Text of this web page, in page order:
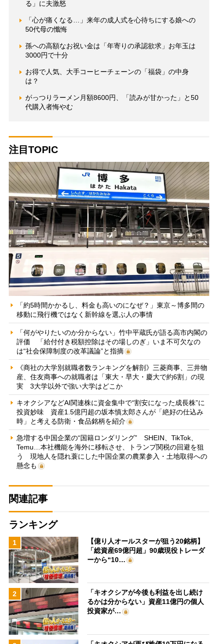
る」に夫激怒
「心が痛くなる…」来年の成人式を心待ちにする娘への
50代母の懺悔
孫への高額なお祝い金は「年寄りの承認欲求」お年玉は
3000円で十分
お得で人気、大手コーヒーチェーンの「福袋」の中身
は？
がっつりラーメン月額8600円、「読みが甘かった」と50
代購入者悔やむ
注目TOPIC
「約5時間かかるし、料金も高いのになぜ？」東京～博多間の
移動に飛行機ではなく新幹線を選ぶ人の事情
「何がやりたいのか分からない」竹中平蔵氏が語る高市内閣の
評価 「給付付き税額控除はその場しのぎ」いま不可欠なの
は“社会保障制度の改革議論”と指摘
《商社の大学別就職者数ランキングを解剖》三菱商事、三井物
産、住友商事への就職者は「東大・早大・慶大で約6割」の現
実 3大学以外で強い大学はどこか
キオクシアなどAI関連株に資金集中で“割安になった成長株”に
投資妙味 資産1.5億円超の坂本慎太郎さんが「絶好の仕込み
時」と考える防衛・食品銘柄を紹介
急増する中国企業の“国籍ロンダリング” SHEIN、TikTok、
Temu…本社機能を海外に移転させ、トランプ関税の回避を狙
う 現地人を隠れ蓑にした中国企業の農業参入・土地取得への
懸念も
関連記事
ランキング
1
【億り人オールスターが狙う20銘柄】
「総資産69億円超」90歳現役トレーダ
ーから“10…
2
「キオクシアが今後も利益を出し続け
るかは分からない」資産11億円の個人
投資家が…